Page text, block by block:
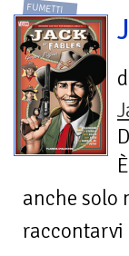
FUMETTI
anche solo
raccontarvi